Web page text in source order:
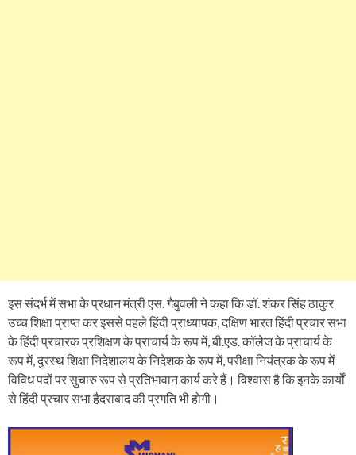
इस संदर्भ में सभा के प्रधान मंत्री एस. गैबुवली ने कहा कि डॉ. शंकर सिंह ठाकुर
उच्च शिक्षा प्राप्त कर इससे पहले हिंदी प्राध्यापक, दक्षिण भारत हिंदी प्रचार सभा
के हिंदी प्रचारक प्रशिक्षण के प्राचार्य के रूप में, बी.एड. कॉलेज के प्राचार्य के
रूप में, दुरस्थ शिक्षा निदेशालय के निदेशक के रूप में, परीक्षा नियंत्रक के रूप में
विविध पदों पर सुचारु रूप से प्रतिभावान कार्य करे हैं। विश्वास है कि इनके कार्यों
से हिंदी प्रचार सभा हैदराबाद की प्रगति भी होगी।